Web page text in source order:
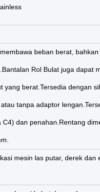
beban berat,
Rol Bulat juga dapat
yang berat.Tersedia dengan
tanpa adaptor
dan penahan.Rentang
mesin las putar, derek dan